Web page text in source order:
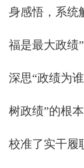
身感悟，系统
福是最大政绩
深思“政绩为
树政绩”的根
校准了实干履